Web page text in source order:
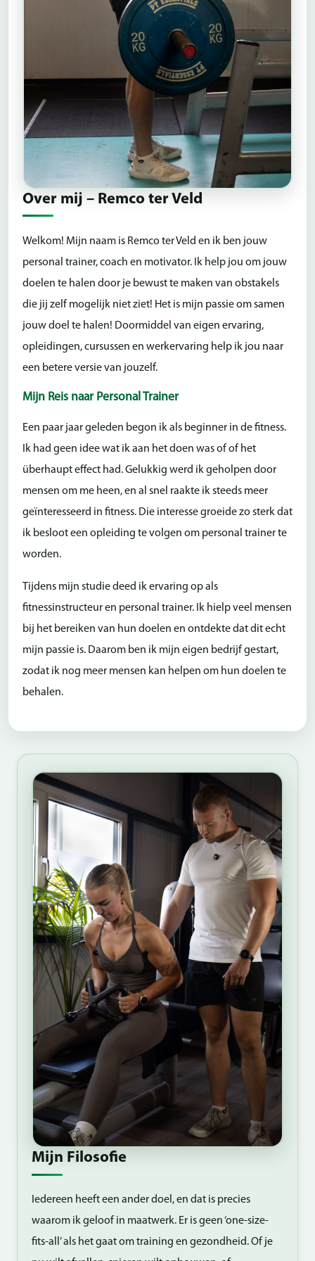
Over mij – Remco ter Veld
Welkom! Mijn naam is Remco ter Veld en ik ben jouw
personal trainer, coach en motivator. Ik help jou om jouw
doelen te halen door je bewust te maken van obstakels
die jij zelf mogelijk niet ziet! Het is mijn passie om samen
jouw doel te halen! Doormiddel van eigen ervaring,
opleidingen, cursussen en werkervaring help ik jou naar
een betere versie van jouzelf.
Mijn Reis naar Personal Trainer
Een paar jaar geleden begon ik als beginner in de fitness.
Ik had geen idee wat ik aan het doen was of of het
überhaupt effect had. Gelukkig werd ik geholpen door
mensen om me heen, en al snel raakte ik steeds meer
geïnteresseerd in fitness. Die interesse groeide zo sterk dat
ik besloot een opleiding te volgen om personal trainer te
worden.
Tijdens mijn studie deed ik ervaring op als
fitnessinstructeur en personal trainer. Ik hielp veel mensen
bij het bereiken van hun doelen en ontdekte dat dit echt
mijn passie is. Daarom ben ik mijn eigen bedrijf gestart,
zodat ik nog meer mensen kan helpen om hun doelen te
behalen.
Mijn Filosofie
Iedereen heeft een ander doel, en dat is precies
waarom ik geloof in maatwerk. Er is geen ‘one-size-
fits-all’ als het gaat om training en gezondheid. Of je